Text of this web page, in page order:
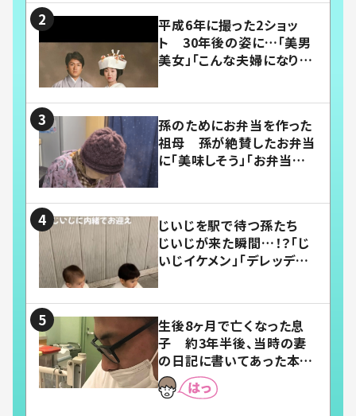
平成6年に撮った2ショッ
ト 30年後の姿に…「美男
美女」「こんな夫婦になりた
孫のためにお弁当を作った
祖母 孫が絶賛したお弁当
に「美味しそう」「お弁当すご
じいじを駅で待つ孫たち
じいじが来た瞬間…！？「じ
いじイケメン」「デレッデレ」
生後8ヶ月で亡くなった息
子 約3年半後、当時の妻
の日記に書いてあった本音
とは